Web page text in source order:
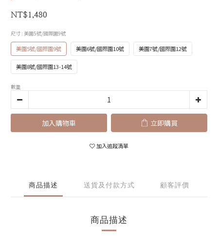
NT$1,480
尺寸 : 美圍5號/國際圍9號
美圍5號/國際圍9號 美圍6號/國際圍10號 美圍7號/國際圍12號
美圍8號/國際圍13-14號
數量
加入購物車 立即購買
加入追蹤清單
商品描述 送貨及付款方式 顧客評價
商品描述